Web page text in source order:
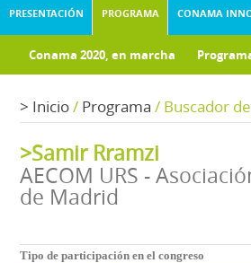
PRESENTACIÓN PROGRAMA CONAMA
Conama 2020, en marcha
> Inicio/ Programa / Buscador
>Samir Rramzi
AECOM URS -
de Madrid
Tipo de participación en el congreso